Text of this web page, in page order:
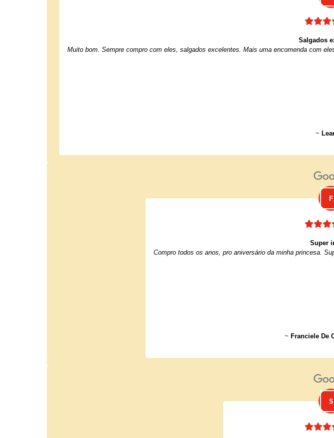
Salgados
Muito bom. Sempre compro com eles, salgados excelentes. Mais uma encomenda com
~
Super
Compro todos os anos, pro aniversário da minha princesa.
~ Franciele De